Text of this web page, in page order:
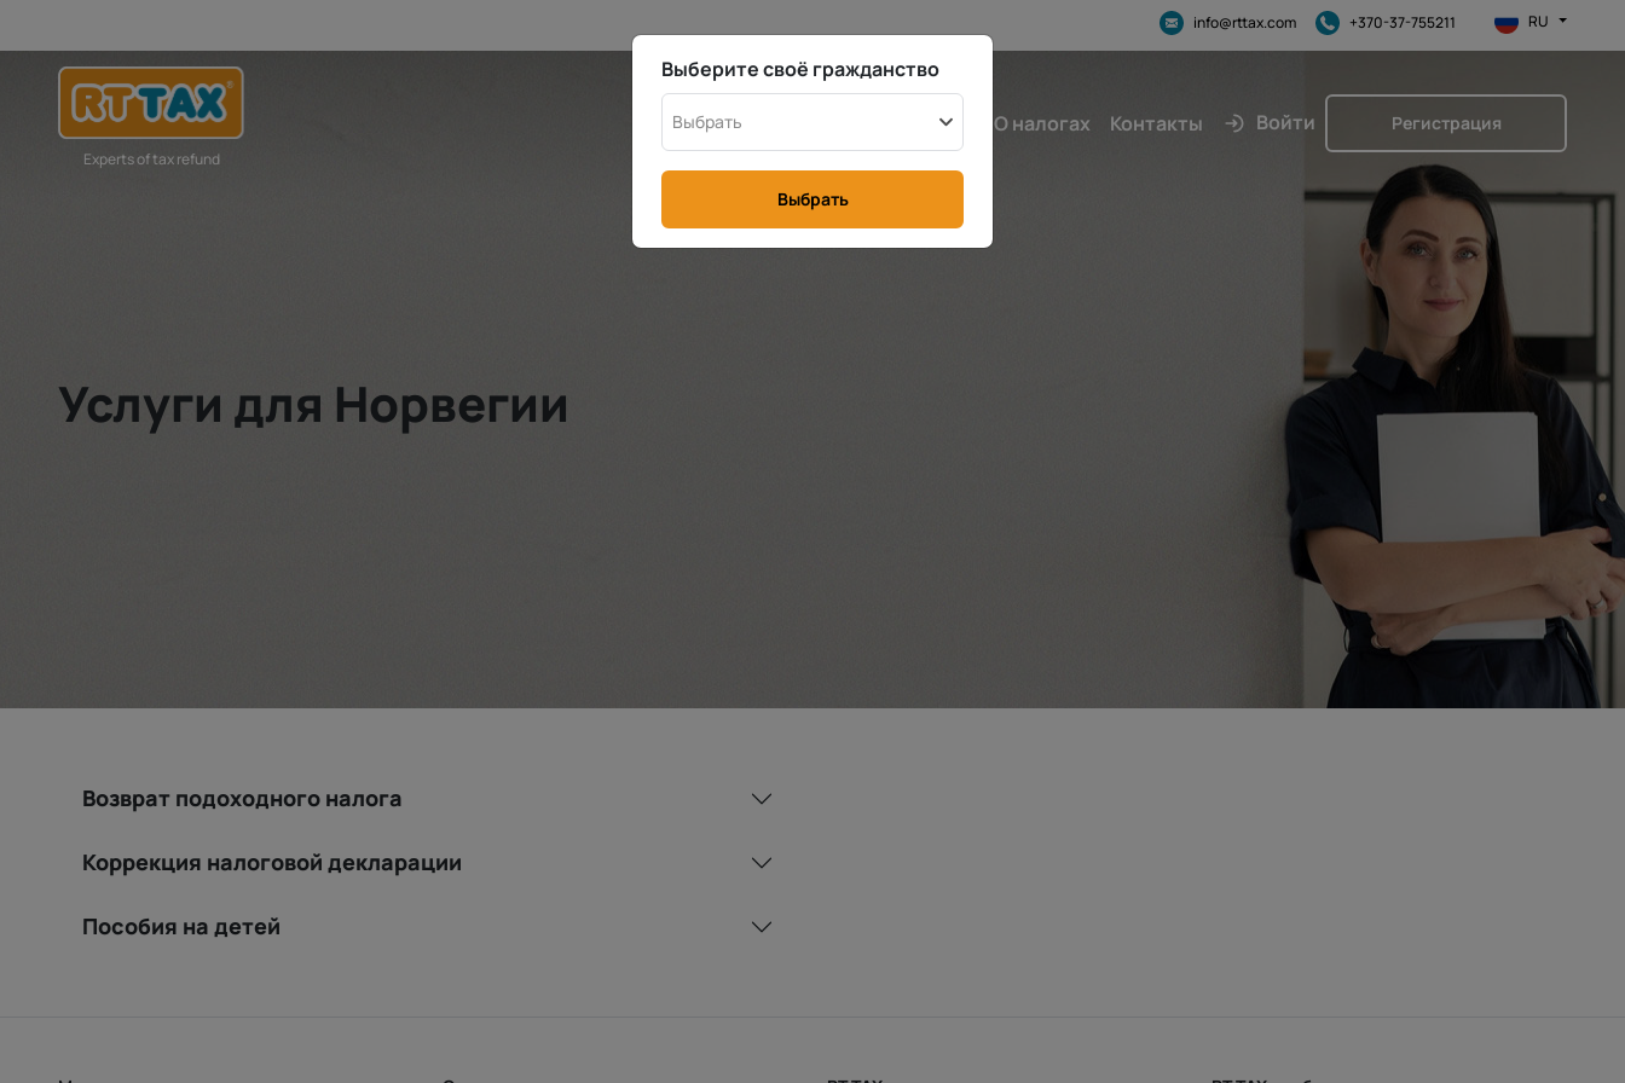
info@rttax.com +370-37-755211 RU
Experts of tax refund
Норвегия Калькулятор О налогах Контакты Войти Регистрация
Услуги для Норвегии
Возврат подоходного налога
Коррекция налоговой декларации
Пособия на детей
Выберите своё гражданство
Выбрать
Выбрать